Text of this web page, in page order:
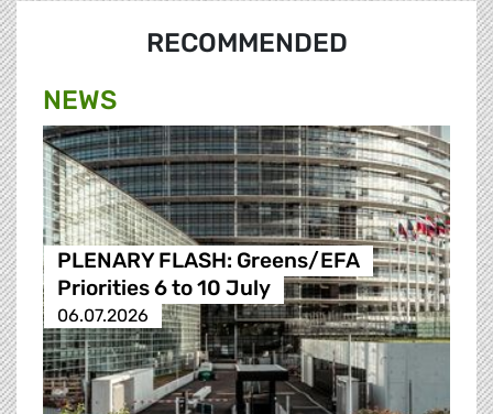
RECOMMENDED
NEWS
PLENARY FLASH: Greens/EFA
Priorities 6 to 10 July
06.07.2026